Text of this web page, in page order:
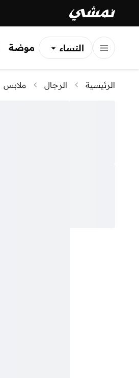
النساء
الأطفال
موضة
الرئيسية الرجال ملابس